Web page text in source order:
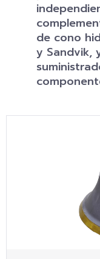
de cono
y Sandvik,